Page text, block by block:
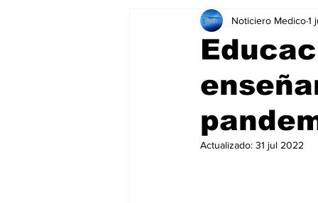
Actualidad Salud Mental
Endocrinología Actualidad
Consulta Externa especial
Noticiero Medico1
Actualizado: 31 jul 2022